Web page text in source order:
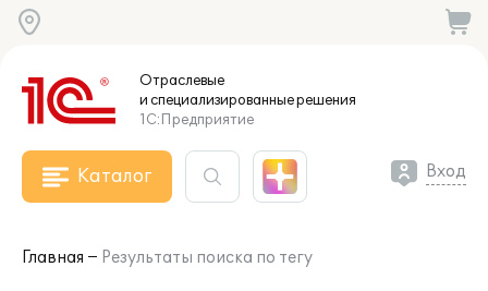
Отраслевые
и специализированныерешения
1С:Предприятие
Каталог Вход
Главная Результаты поиска по тегу